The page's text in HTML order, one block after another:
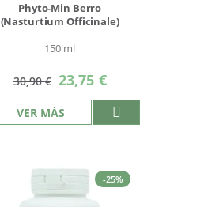
Phyto-Min Berro
(Nasturtium Officinale)
150 ml
30,90 € Precio
especial
23,75 €
VER MÁS
-25%